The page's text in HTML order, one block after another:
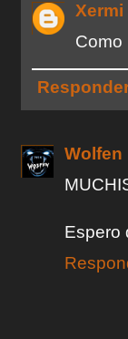
Xermi
Como
Wolfen
Espero